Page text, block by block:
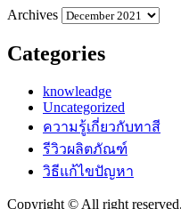
Archives
Categories
knowleadge
Uncategorized
ความรู้เกี่ยวกับทาสี
รีวิวผลิตภัณฑ์
วิธีแก้ไขปัญหา
Copyright © All right reserved.